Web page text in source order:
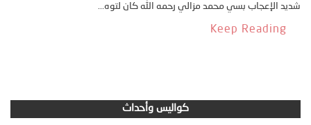
شديد الإعجاب بسي محمد مزالي رحمه الله كان لتوه...
Keep Reading
كواليس وأحداث